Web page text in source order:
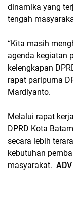
dinamika yang
tengah
“Kita masih
agenda kegiatan
kelengkapan
rapat paripurna
Mardiyanto.
Melalui rapat
DPRD Kota
secara lebih
kebutuhan
masyarakat. ADV